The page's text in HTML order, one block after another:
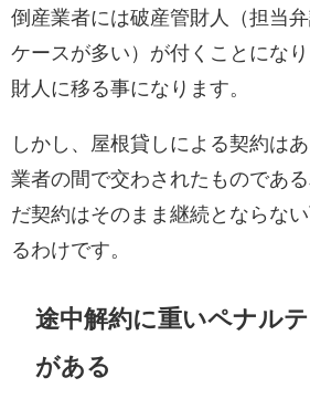
倒産業者には破産管財人（担当
ケースが多い）が付くことにな
財人に移る事になります。
しかし、屋根貸しによる契約は
業者の間で交わされたものであ
だ契約はそのまま継続とならな
るわけです。
途中解約に重いペナル
がある